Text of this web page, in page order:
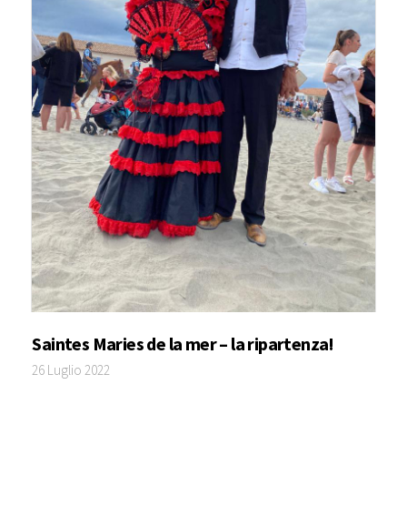
Saintes Maries de la mer – la ripartenza!
26 Luglio 2022